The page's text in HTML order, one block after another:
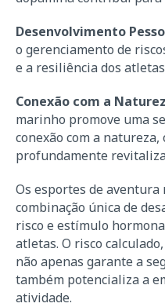
Desenvolvimento
o gerenciamento de
e a resiliência dos
Conexão com a
marinho promove uma
conexão com a natureza,
profundamente
Os esportes de
combinação única de
risco e estímulo
atletas. O risco
não apenas garante a
também potencializa a
atividade.